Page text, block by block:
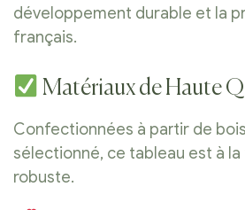
développement durable et la
français.
Matériaux de Haute
Confectionnées à partir de
sélectionné, ce tableau est à
robuste.